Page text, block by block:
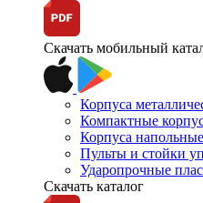
Скачать мобильный
Корпуса
Компактные
Корпуса
Пульты и стойки
Ударопрочные
Скачать каталог